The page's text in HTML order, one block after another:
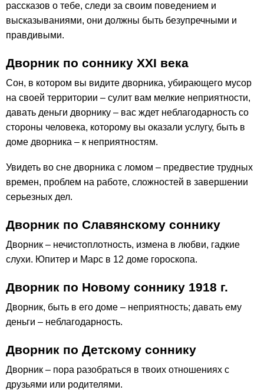
рассказов о тебе, следи за своим поведением и
высказываниями, они должны быть безупречными и
правдивыми.
Дворник по соннику ХХІ века
Сон, в котором вы видите дворника, убирающего мусор
на своей территории – сулит вам мелкие неприятности,
давать деньги дворнику – вас ждет неблагодарность со
стороны человека, которому вы оказали услугу, быть в
доме дворника – к неприятностям.
Увидеть во сне дворника с ломом – предвестие трудных
времен, проблем на работе, сложностей в завершении
серьезных дел.
Дворник по Славянскому соннику
Дворник – нечистоплотность, измена в любви, гадкие
слухи. Юпитер и Марс в 12 доме гороскопа.
Дворник по Новому соннику 1918 г.
Дворник, быть в его доме – неприятность; давать ему
деньги – неблагодарность.
Дворник по Детскому соннику
Дворник – пора разобраться в твоих отношениях с
друзьями или родителями.